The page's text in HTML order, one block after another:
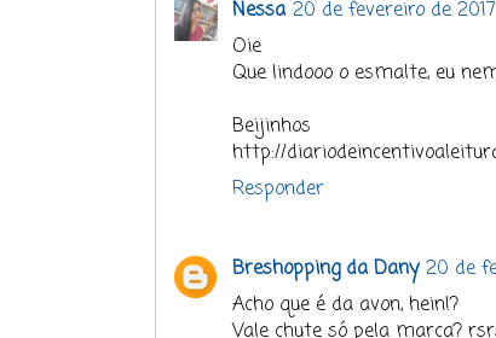
Nessa 20 de fevereiro de
Oie
Que lindooo o esmalte, eu
Beijinhos
http://
Responder
Breshopping da Dany 20 de
Acho que é da avon, hein!?
Vale chute só pela marca?